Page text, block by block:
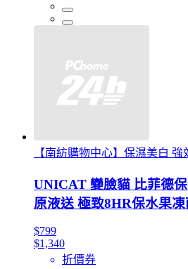
【南紡購物中心】保濕美白 強
UNICAT 變臉貓 比菲德
原液送 極致8HR保水果凍
$799
$1,340
折價券